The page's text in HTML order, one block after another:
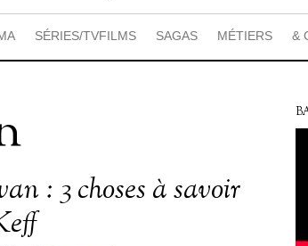
SÉRIES/TVFILMS SAGAS MÉTIERS &
: 3 choses à savoir